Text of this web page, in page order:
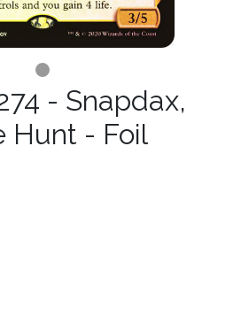
- Snapdax,
Hunt - Foil